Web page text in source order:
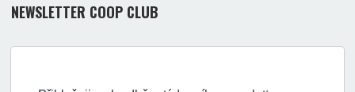
NEWSLETTER COOP CLUB